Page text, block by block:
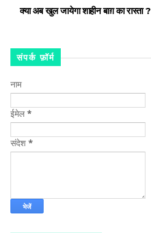
क्या अब खुल जायेगा शाहीन बाग़ का रास्ता ?
संपर्क फ़ॉर्म
नाम
ईमेल*
संदेश *